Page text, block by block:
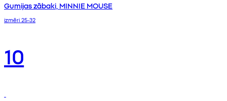
Gumijas zābaki, MINNIE MOUSE
izmēri 25-32
10